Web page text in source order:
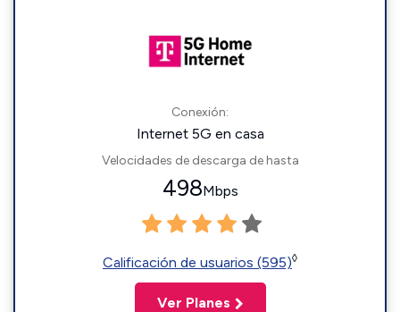
Conexión:
Internet 5G en casa
Velocidades de descarga de hasta
498Mbps
Calificación de usuarios (595)◊
Ver Planes